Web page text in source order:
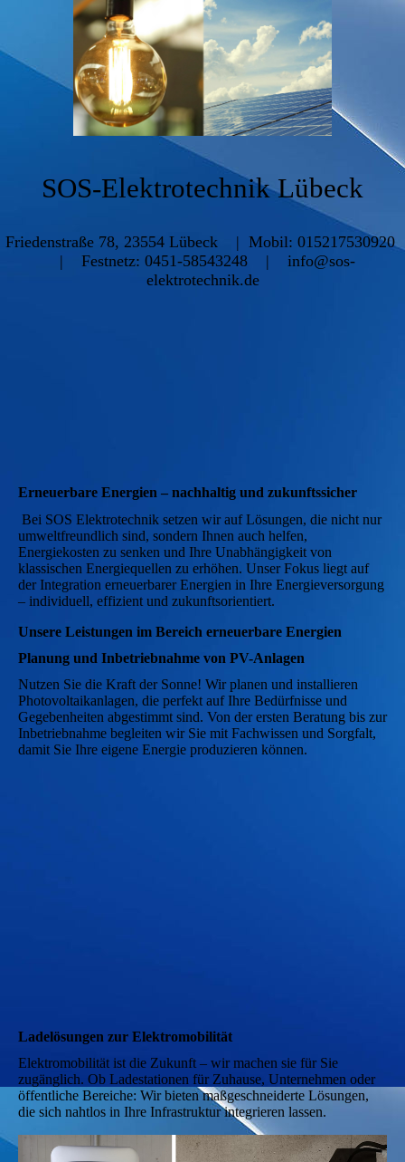
SOS-Elektrotechnik Lübeck
Friedenstraße 78, 23554 Lübeck | Mobil: 015217530920
| Festnetz: 0451-58543248 | info@sos-
elektrotechnik.de
Erneuerbare Energien – nachhaltig und zukunftssicher
Bei SOS Elektrotechnik setzen wir auf Lösungen, die nicht nur
umweltfreundlich sind, sondern Ihnen auch helfen,
Energiekosten zu senken und Ihre Unabhängigkeit von
klassischen Energiequellen zu erhöhen. Unser Fokus liegt auf
der Integration erneuerbarer Energien in Ihre Energieversorgung
– individuell, effizient und zukunftsorientiert.
Unsere Leistungen im Bereich erneuerbare Energien
Planung und Inbetriebnahme von PV-Anlagen
Nutzen Sie die Kraft der Sonne! Wir planen und installieren
Photovoltaikanlagen, die perfekt auf Ihre Bedürfnisse und
Gegebenheiten abgestimmt sind. Von der ersten Beratung bis zur
Inbetriebnahme begleiten wir Sie mit Fachwissen und Sorgfalt,
damit Sie Ihre eigene Energie produzieren können.
Ladelösungen zur Elektromobilität
Elektromobilität ist die Zukunft – wir machen sie für Sie
zugänglich. Ob Ladestationen für Zuhause, Unternehmen oder
öffentliche Bereiche: Wir bieten maßgeschneiderte Lösungen,
die sich nahtlos in Ihre Infrastruktur integrieren lassen.